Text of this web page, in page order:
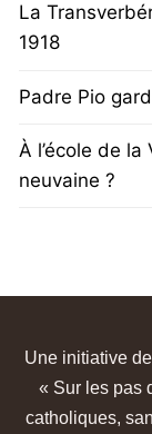
La
1918
Padre Pio
À l’école de
neuvaine ?
Une initiative
« Sur les pas
catholiques,